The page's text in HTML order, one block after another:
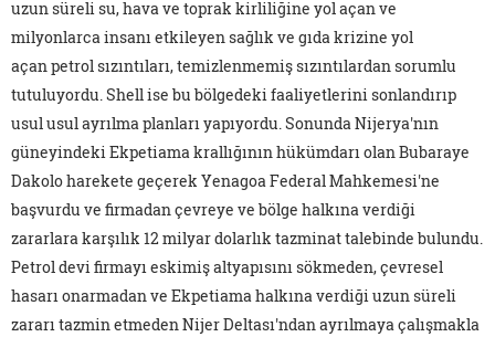
uzun süreli su, hava ve toprak kirliliğine yol açan ve
milyonlarca insanı etkileyen sağlık ve gıda krizine yol
açan petrol sızıntıları, temizlenmemiş sızıntılardan sorumlu
tutuluyordu. Shell ise bu bölgedeki faaliyetlerini sonlandırıp
usul usul ayrılma planları yapıyordu. Sonunda Nijerya'nın
güneyindeki Ekpetiama krallığının hükümdarı olan Bubaraye
Dakolo harekete geçerek Yenagoa Federal Mahkemesi'ne
başvurdu ve firmadan çevreye ve bölge halkına verdiği
zararlara karşılık 12 milyar dolarlık tazminat talebinde bulundu.
Petrol devi firmayı eskimiş altyapısını sökmeden, çevresel
hasarı onarmadan ve Ekpetiama halkına verdiği uzun süreli
zararı tazmin etmeden Nijer Deltası'ndan ayrılmaya çalışmakla